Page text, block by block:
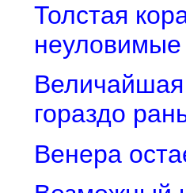
Толстая
Величайшая
гораздо
Венера